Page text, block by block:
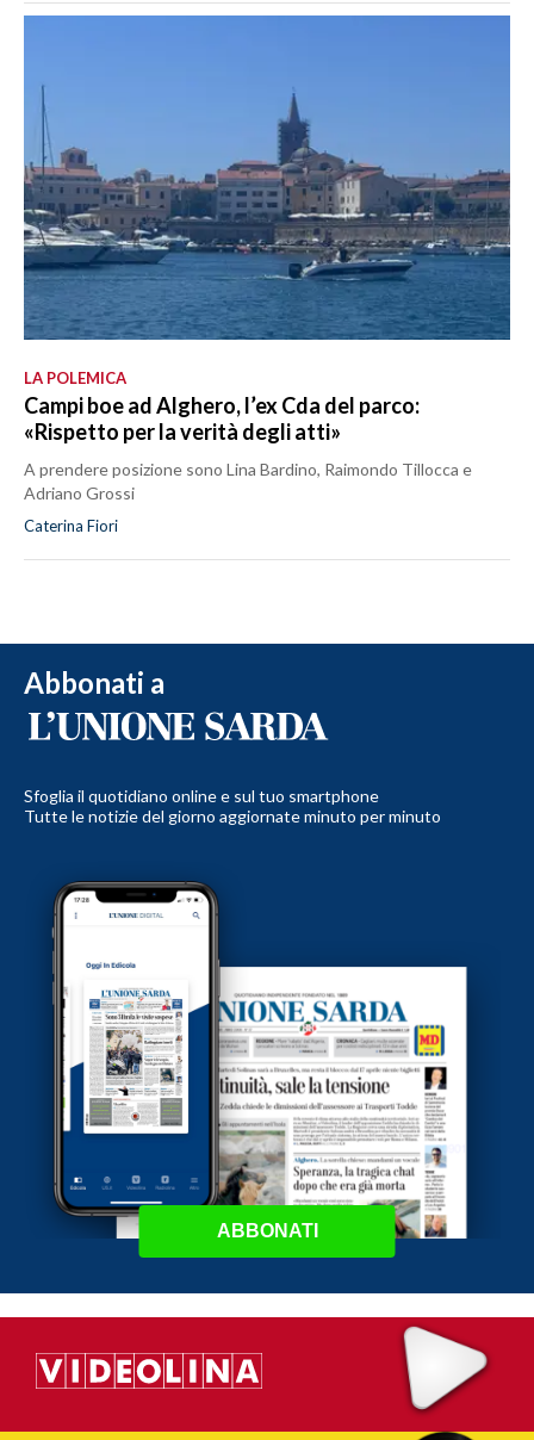
LA POLEMICA
Campi boe ad Alghero, l’ex Cda del parco:
«Rispetto per la verità degli atti»
A prendere posizione sono Lina Bardino, Raimondo Tillocca e
Adriano Grossi
Caterina Fiori
Abbonati a
Sfoglia il quotidiano online e sul tuo smartphone
Tutte le notizie del giorno aggiornate minuto per minuto
ABBONATI